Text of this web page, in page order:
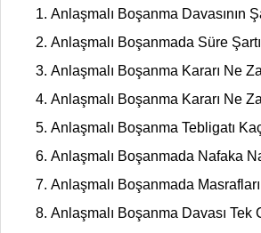
Anlaşmalı Boşanma Davasının
Anlaşmalı Boşanmada Süre
Anlaşmalı Boşanma Kararı Ne
Anlaşmalı Boşanma Kararı Ne
Anlaşmalı Boşanma Tebligatı
Anlaşmalı Boşanmada Nafaka
Anlaşmalı Boşanmada
Anlaşmalı Boşanma Davası Tek